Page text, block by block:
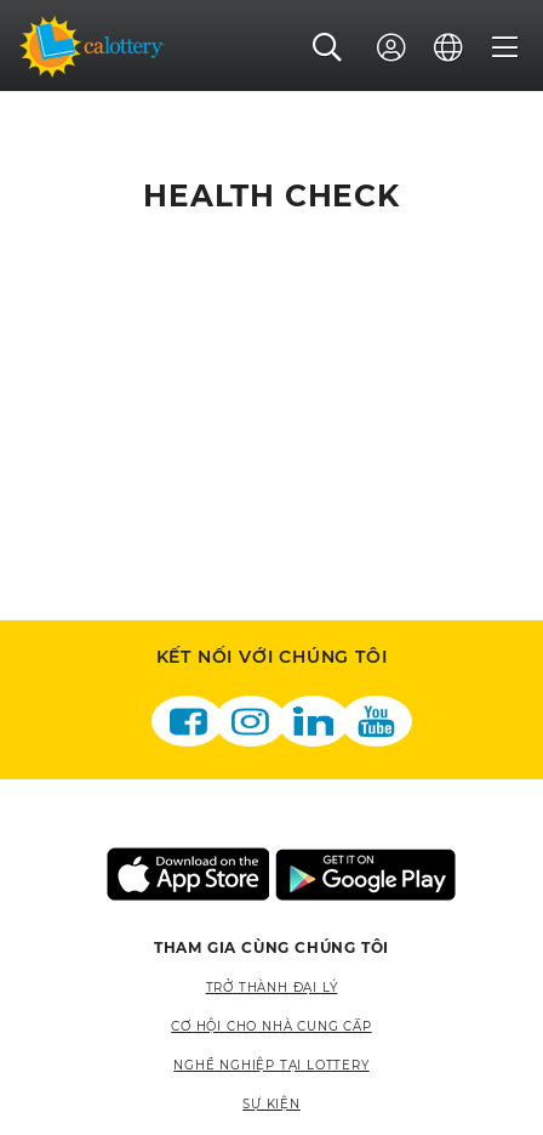
HEALTH CHECK
KẾT NỐI VỚI CHÚNG TÔI
THAM GIA CÙNG CHÚNG TÔI
TRỞ THÀNH ĐẠI LÝ
CƠ HỘI CHO NHÀ CUNG CẤP
NGHỀ NGHIỆP TẠI LOTTERY
SỰ KIỆN